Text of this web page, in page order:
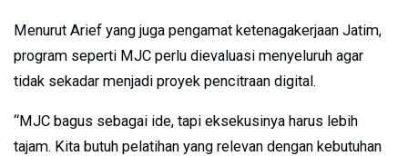
Menurut Arief yang juga pengamat ketenagakerjaan Jatim,
program seperti MJC perlu dievaluasi menyeluruh agar
tidak sekadar menjadi proyek pencitraan digital.
“MJC bagus sebagai ide, tapi eksekusinya harus lebih
tajam. Kita butuh pelatihan yang relevan dengan kebutuhan